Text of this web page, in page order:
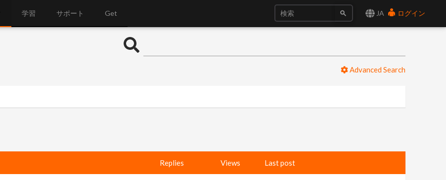
JA ログイン
学習 サポート Get
Advanced Search
Replies Views Last post